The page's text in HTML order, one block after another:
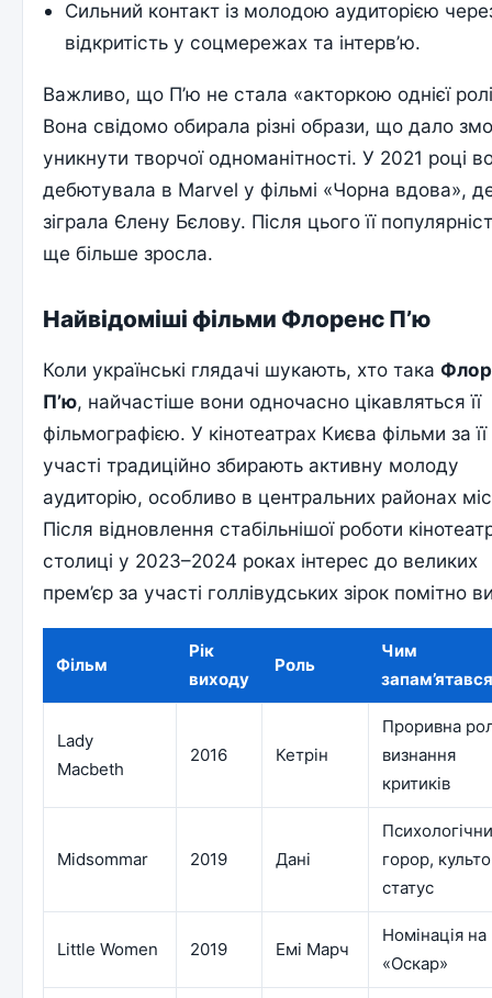
Сильний контакт із молодою аудиторією
відкритість у соцмережах та інтерв’ю.
Важливо, що П’ю не стала «акторкою однієї
Вона свідомо обирала різні образи, що дало
уникнути творчої одноманітності. У 2021 році
дебютувала в Marvel у фільмі «Чорна вдова»,
зіграла Єлену Бєлову. Після цього її
ще більше зросла.
Найвідоміші фільми Флоренс П’ю
Коли українські глядачі шукають, хто така
П’ю, найчастіше вони одночасно цікавляться її
фільмографією. У кінотеатрах Києва фільми за її
участі традиційно збирають активну молоду
аудиторію, особливо в центральних районах
Після відновлення стабільнішої роботи
столиці у 2023–2024 роках інтерес до великих
прем’єр за участі голлівудських зірок помітно
Фільм
Рік
виходу
Роль
Чим
запам’ятався
Lady
Macbeth
2016 Кетрін
Проривна
визнання
критиків
Midsommar 2019 Дані
горор,
статус
Little Women 2019 Емі Марч
Номінація на
«Оскар»